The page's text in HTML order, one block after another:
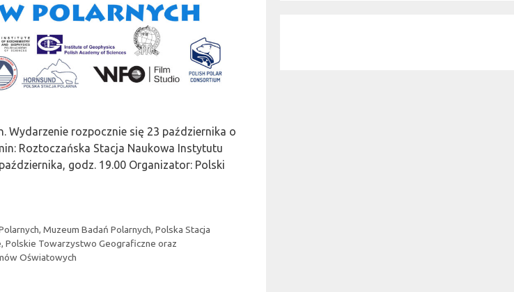
Wydarzenie rozpocznie się 23 października o
Roztoczańska Stacja Naukowa Instytutu
godz. 19.00 Organizator: Polski
,Muzeum Badań Polarnych,Polska Stacja
, Polskie Towarzystwo Geograficzne oraz
Oświatowych